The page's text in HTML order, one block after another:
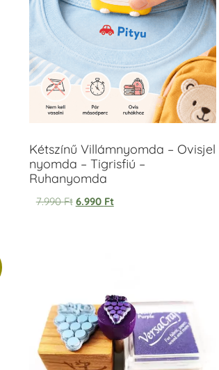
Kétszínű Villámnyomda – Ovisjel
nyomda – Tigrisfiú –
Ruhanyomda
7.990Ft 6.990 Ft